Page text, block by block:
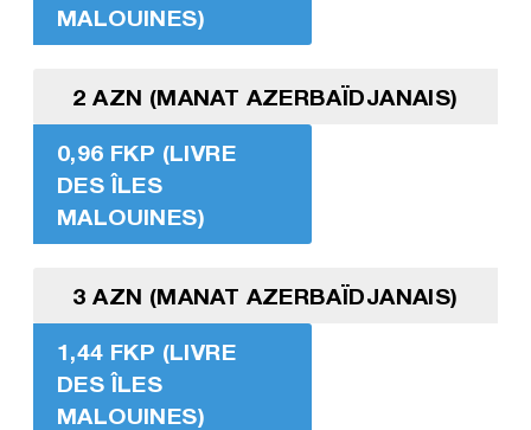
MALOUINES)
2 AZN (MANAT AZERBAÏDJANAIS)
0,96 FKP (LIVRE
DES ÎLES
MALOUINES)
3 AZN (MANAT AZERBAÏDJANAIS)
1,44 FKP (LIVRE
DES ÎLES
MALOUINES)